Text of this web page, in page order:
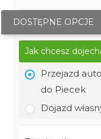
DOSTĘPNE OPCJE
Jak chcesz
Przejazd
do Piecek
Dojazd